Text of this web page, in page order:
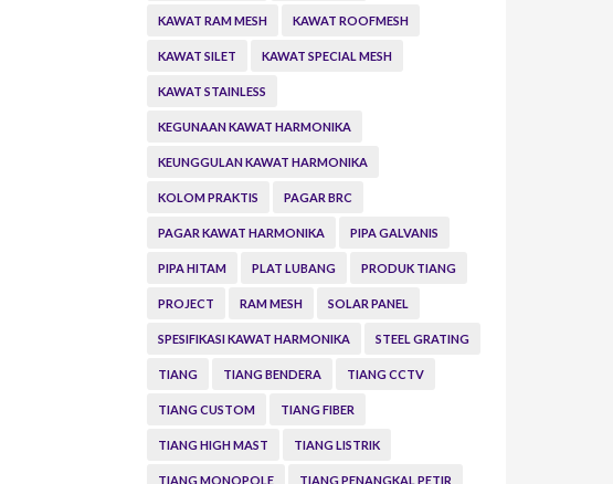
KAWAT RAM MESH KAWAT ROOFMESH
KAWAT SILET KAWAT SPECIAL MESH
KAWAT STAINLESS
KEGUNAAN KAWAT HARMONIKA
KEUNGGULAN KAWAT HARMONIKA
KOLOM PRAKTIS PAGAR BRC
PAGAR KAWAT HARMONIKA PIPA GALVANIS
PIPA HITAM PLAT LUBANG PRODUK TIANG
PROJECT RAM MESH SOLAR PANEL
SPESIFIKASI KAWAT HARMONIKA STEEL GRATING
TIANG TIANG BENDERA TIANG CCTV
TIANG CUSTOM TIANG FIBER
TIANG HIGH MAST TIANG LISTRIK
TIANG MONOPOLE TIANG PENANGKAL PETIR